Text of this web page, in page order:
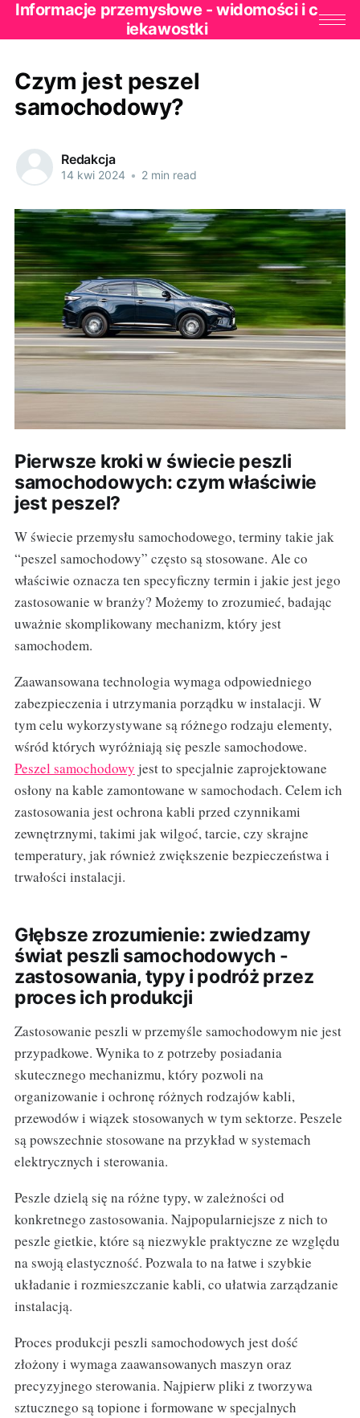
Informacje przemysłowe - widomości i c
iekawostki
Czym jest peszel
samochodowy?
Redakcja
14 kwi 2024 • 2 min read
Pierwsze kroki w świecie peszli
samochodowych: czym właściwie
jest peszel?
W świecie przemysłu samochodowego, terminy takie jak
“peszel samochodowy” często są stosowane. Ale co
właściwie oznacza ten specyficzny termin i jakie jest jego
zastosowanie w branży? Możemy to zrozumieć, badając
uważnie skomplikowany mechanizm, który jest
samochodem.
Zaawansowana technologia wymaga odpowiedniego
zabezpieczenia i utrzymania porządku w instalacji. W
tym celu wykorzystywane są różnego rodzaju elementy,
wśród których wyróżniają się peszle samochodowe.
Peszel samochodowy jest to specjalnie zaprojektowane
osłony na kable zamontowane w samochodach. Celem ich
zastosowania jest ochrona kabli przed czynnikami
zewnętrznymi, takimi jak wilgoć, tarcie, czy skrajne
temperatury, jak również zwiększenie bezpieczeństwa i
trwałości instalacji.
Głębsze zrozumienie: zwiedzamy
świat peszli samochodowych -
zastosowania, typy i podróż przez
proces ich produkcji
Zastosowanie peszli w przemyśle samochodowym nie jest
przypadkowe. Wynika to z potrzeby posiadania
skutecznego mechanizmu, który pozwoli na
organizowanie i ochronę różnych rodzajów kabli,
przewodów i wiązek stosowanych w tym sektorze. Peszele
są powszechnie stosowane na przykład w systemach
elektrycznych i sterowania.
Peszle dzielą się na różne typy, w zależności od
konkretnego zastosowania. Najpopularniejsze z nich to
peszle gietkie, które są niezwykle praktyczne ze względu
na swoją elastyczność. Pozwala to na łatwe i szybkie
układanie i rozmieszczanie kabli, co ułatwia zarządzanie
instalacją.
Proces produkcji peszli samochodowych jest dość
złożony i wymaga zaawansowanych maszyn oraz
precyzyjnego sterowania. Najpierw pliki z tworzywa
sztucznego są topione i formowane w specjalnych